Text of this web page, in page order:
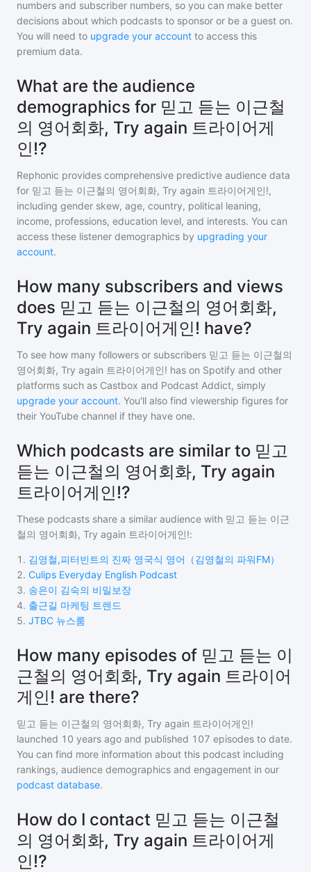
numbers and subscriber numbers, so you can make better
decisions about which podcasts to sponsor or be a guest on.
You will need to upgrade your account to access this
premium data.
What are the audience
demographics for 믿고 듣는 이근철
의 영어회화, Try again 트라이어게
인!?
Rephonic provides comprehensive predictive audience data
for 믿고 듣는 이근철의 영어회화, Try again 트라이어게인!,
including gender skew, age, country, political leaning,
income, professions, education level, and interests. You can
access these listener demographics by upgrading your
account.
How many subscribers and views
does 믿고 듣는 이근철의 영어회화,
Try again 트라이어게인! have?
To see how many followers or subscribers 믿고 듣는 이근철의
영어회화, Try again 트라이어게인! has on Spotify and other
platforms such as Castbox and Podcast Addict, simply
upgrade your account. You'll also find viewership figures for
their YouTube channel if they have one.
Which podcasts are similar to 믿고
듣는 이근철의 영어회화, Try again
트라이어게인!?
These podcasts share a similar audience with 믿고 듣는 이근
철의 영어회화, Try again 트라이어게인!:
1 . 김영철,피터빈트의 진짜 영국식 영어（김영철의 파워FM）
2. Culips Everyday English Podcast
3. 송은이 김숙의 비밀보장
4. 출근길 마케팅 트렌드
5. JTBC 뉴스룸
How many episodes of 믿고 듣는 이
근철의 영어회화, Try again 트라이어
게인! are there?
믿고 듣는 이근철의 영어회화, Try again 트라이어게인!
launched 10 years ago and published 107 episodes to date.
You can find more information about this podcast including
rankings, audience demographics and engagement in our
podcast database.
How do I contact 믿고 듣는 이근철
의 영어회화, Try again 트라이어게
인!?